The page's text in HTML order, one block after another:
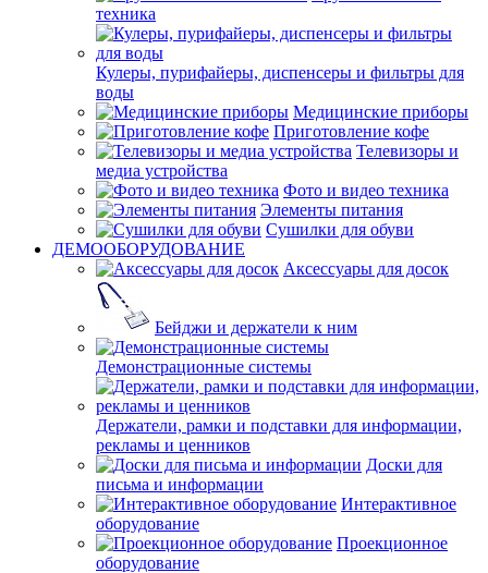
техника
Кулеры, пурифайеры, диспенсеры и фильтры для
воды
Медицинские приборы
Приготовление кофе
Телевизоры и
медиа устройства
Фото и видео техника
Элементы питания
Сушилки для обуви
ДЕМООБОРУДОВАНИЕ
Аксессуары для досок
Бейджи и держатели к ним
Демонстрационные системы
Держатели, рамки и подставки для информации,
рекламы и ценников
Доски для
письма и информации
Интерактивное
оборудование
Проекционное
оборудование